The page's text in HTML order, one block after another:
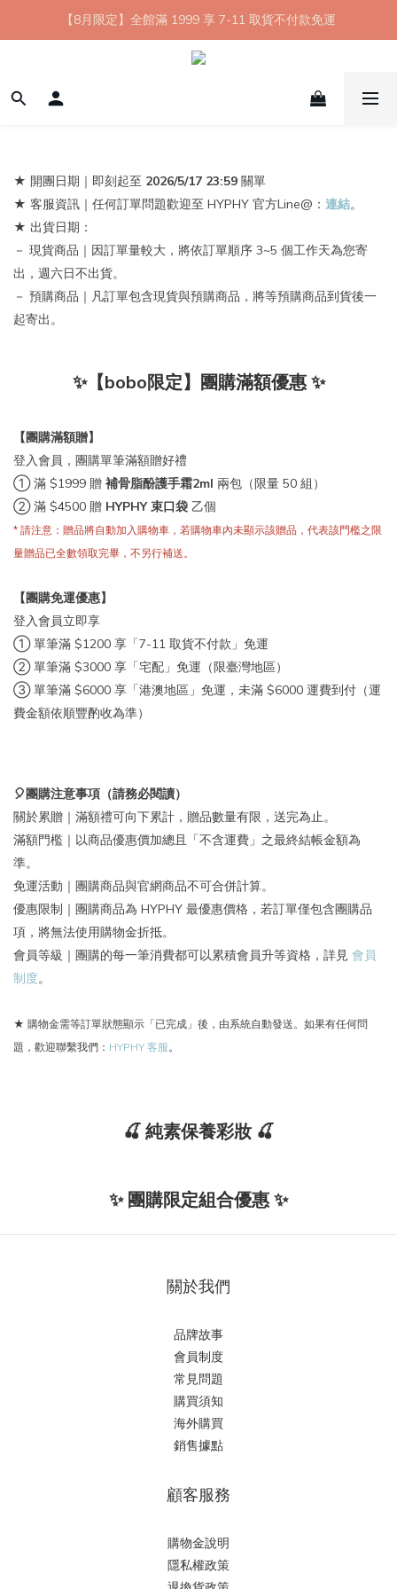
【8月限定】全館滿 1999 享 7-11 取貨不付款免運
【8月限定】全館滿 1999 享 7-11 取貨不付款免運
七夕情人節💘任選 A+B 限時優惠 $1314 元
新會員首購 7-11 店到店免運 點我成為HYPHY Girl
★ 開團日期｜ 即刻起至 2026/5/17 23:59 關單
★ 客服資訊｜任何訂單問題歡迎至 HYPHY 官方Line@： 連結。
★ 出貨日期：
－ 現貨商品｜因訂單量較大，將依訂單順序 3~5 個工作天為您寄
出，週六日不出貨。
－ 預購商品｜凡訂單包含現貨與預購商品，將等預購商品到貨後一
起寄出。
✨【bobo限定】團購滿額優惠 ✨
【團購滿額贈】
登入會員，團購單筆滿額贈好禮
① 滿 $1999 贈 補骨脂酚護手霜2ml 兩包（限量 50 組）
②滿 $4500 贈 HYPHY 束口袋 乙個
* 請注意：贈品將自動加入購物車，若購物車內未顯示該贈品，代表該門檻之限
量贈品已全數領取完畢，不另行補送。
【團購免運優惠】
登入會員立即享
① 單筆滿 $1200 享「7-11 取貨不付款」免運
② 單筆滿 $3000 享「宅配」免運（限臺灣地區）
③ 單筆滿 $6000 享「港澳地區」免運，未滿 $6000 運費到付（運
費金額依順豐酌收為準）
🎈團購注意事項（請務必閱讀）
關於累贈｜滿額禮可向下累計，贈品數量有限，送完為止。
滿額門檻｜以商品優惠價加總且「不含運費」之最終結帳金額為
準。
免運活動｜團購商品與官網商品不可合併計算。
優惠限制｜團購商品為 HYPHY 最優惠價格，若訂單僅包含團購品
項，將無法使用購物金折抵。
會員等級｜團購的每一筆消費都可以累積會員升等資格，詳見 會員
制度。
★ 購物金需等訂單狀態顯示「已完成」後，由系統自動發送。如果有任何問
題，歡迎聯繫我們： HYPHY 客服。
🍒 純素保養彩妝 🍒
✨ 團購限定組合優惠 ✨
關於我們
品牌故事
會員制度
常見問題
購買須知
海外購買
銷售據點
顧客服務
購物金說明
隱私權政策